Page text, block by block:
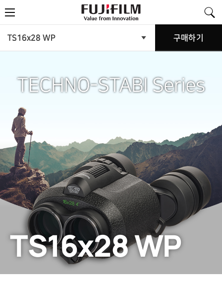
메
뉴
TS16x28 WP
품
열
기
구매하기
제
품
TECHNO-
STABI
시
TS16x28 WP